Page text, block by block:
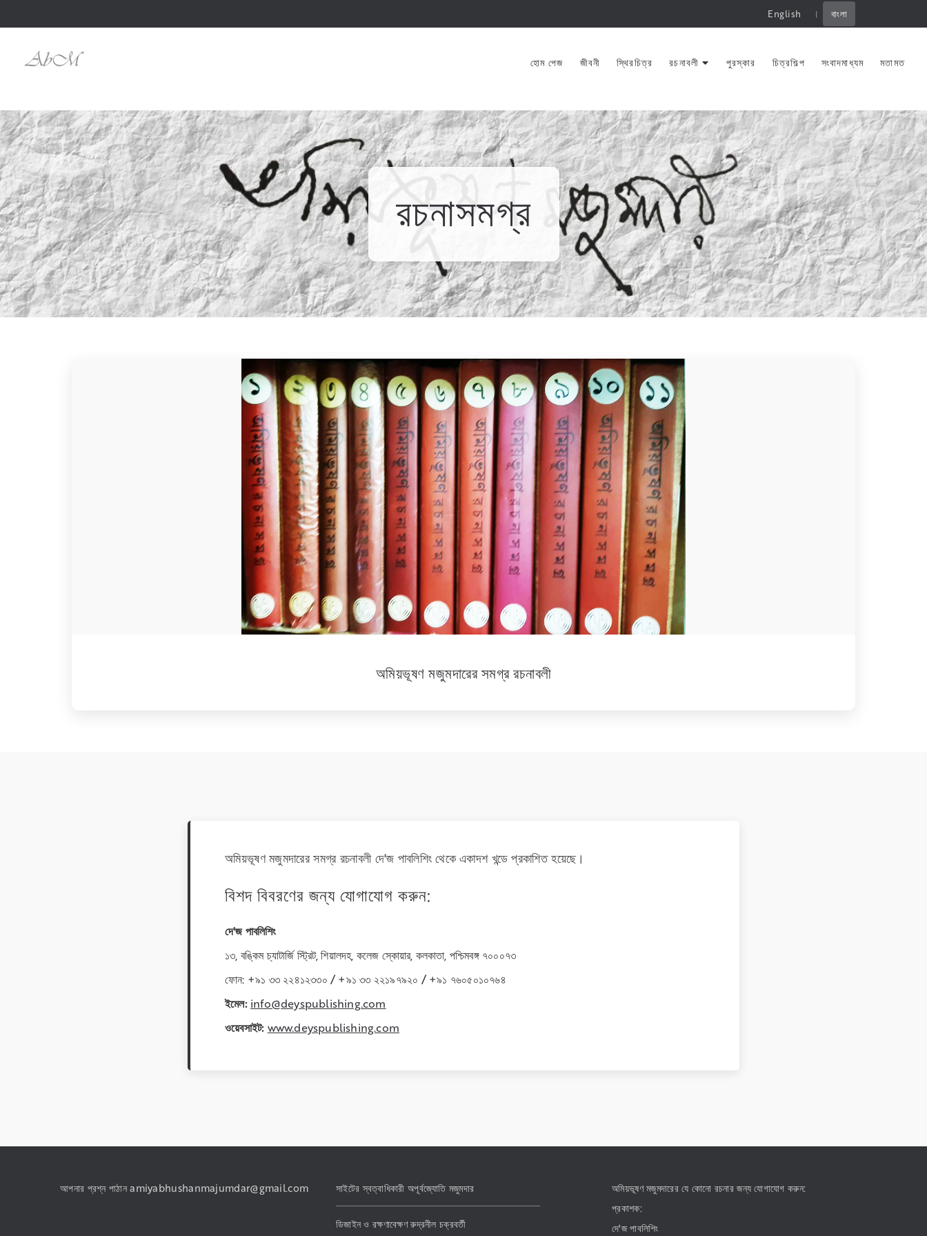
English | বাংলা
হোম পেজ জীবনী স্থিরচিত্র রচনাবলী পুরস্কার চিত্রশিল্প সংবাদমাধ্যম মতামত
রচনাসমগ্র
অমিয়ভূষণ মজুমদারের সমগ্র রচনাবলী
অমিয়ভূষণ মজুমদারের সমগ্র রচনাবলী দে'জ পাবলিশিং থেকে একাদশ খন্ডে প্রকাশিত হয়েছে।
বিশদ বিবরণের জন্য যোগাযোগ করুন:
দে'জ পাবলিশিং
১৩, বঙ্কিম চ্যাটার্জি স্ট্রিট, শিয়ালদহ, কলেজ স্কোয়ার, কলকাতা, পশ্চিমবঙ্গ ৭০০০৭৩
ফোন: +৯১ ৩৩ ২২৪১২৩৩০ / +৯১ ৩৩ ২২১৯৭৯২০ / +৯১ ৭৬০৫০১০৭৬৪
ইমেল: info@deyspublishing.com
ওয়েবসাইট: www.deyspublishing.com
আপনার প্রশ্ন পাঠান amiyabhushanmajumdar@gmail.com সাইটের স্বত্বাধিকারী অপূর্বজ্যোতি মজুমদার
ডিজাইন ও রক্ষণাবেক্ষণ রুদ্রনীল চক্রবর্তী
অমিয়ভূষণ মজুমদারের যে কোনো রচনার জন্য যোগাযোগ করুন:
প্রকাশক:
দে'জ পাবলিশিং